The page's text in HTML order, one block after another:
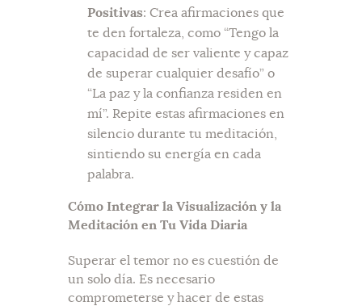
Positivas: Crea afirmaciones que
te den fortaleza, como “Tengo la
capacidad de ser valiente y capaz
de superar cualquier desafío” o
“La paz y la confianza residen en
mí”. Repite estas afirmaciones en
silencio durante tu meditación,
sintiendo su energía en cada
palabra.
Cómo Integrar la Visualización y la
Meditación en Tu Vida Diaria
Superar el temor no es cuestión de
un solo día. Es necesario
comprometerse y hacer de estas